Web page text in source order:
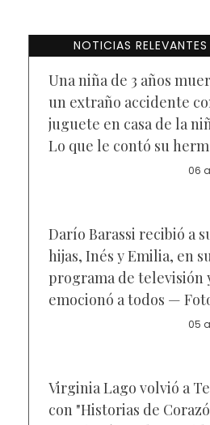
NOTICIAS RELEVANTES
Una niña de 3 años
un extraño accidente
juguete en casa de la
Lo que le contó su
06
Darío Barassi recibió a
hijas, Inés y Emilia, en
programa de televisión
emocionó a todos —
05
Virginia Lago volvió a
con "Historias de